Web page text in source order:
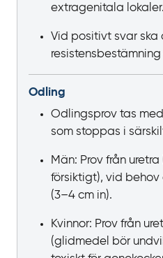
extragenitala lokaler.
Vid positivt svar ska
Odling
Odlingsprov tas
som stoppas i
Män: Prov från uretra
försiktigt), vid behov
(3‍–‍4 cm in).
Kvinnor: Prov från
(glidmedel bör